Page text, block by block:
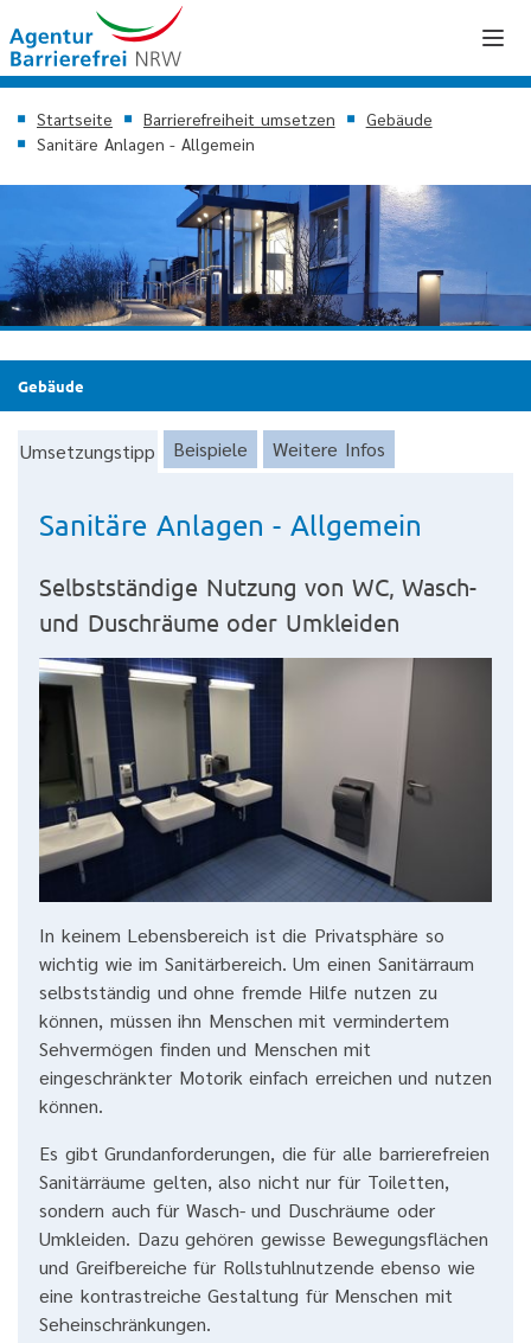
Startseite Barrierefreiheit umsetzen
Gebäude
Sanitäre Anlagen - Allgemein
Gebäude
Umsetzungstipp Beispiele Weitere Infos
Sanitäre Anlagen - Allgemein
Selbstständige Nutzung von WC, Wasch-
und Duschräume oder Umkleiden
In keinem Lebensbereich ist die Privatsphäre so
wichtig wie im Sanitärbereich. Um einen Sanitärraum
selbstständig und ohne fremde Hilfe nutzen zu
können, müssen ihn Menschen mit vermindertem
Sehvermögen finden und Menschen mit
eingeschränkter Motorik einfach erreichen und nutzen
können.
Es gibt Grundanforderungen, die für alle barrierefreien
Sanitärräume gelten, also nicht nur für Toiletten,
sondern auch für Wasch- und Duschräume oder
Umkleiden. Dazu gehören gewisse Bewegungsflächen
und Greifbereiche für Rollstuhlnutzende ebenso wie
eine kontrastreiche Gestaltung für Menschen mit
Seheinschränkungen.